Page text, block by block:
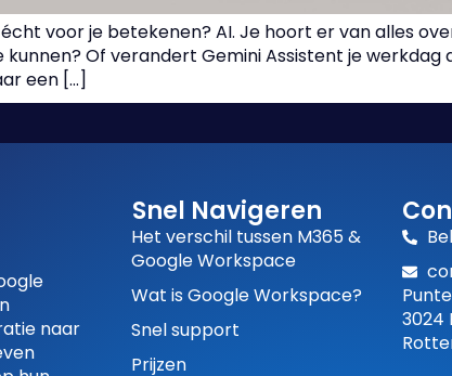
voor je betekenen? AI. Je hoort er van alles
Of verandert Gemini Assistent je werkdag
een […]
naar
Snel Navigeren
Het verschil tussen M365 &
Google Workspace
Wat is Google Workspace?
Snel support
Prijzen
3024